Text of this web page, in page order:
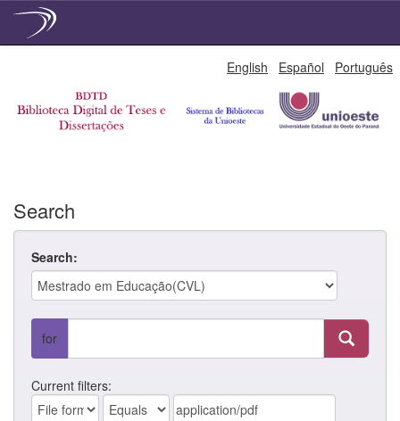
English Español Português
Search
Search:
for
Current filters: